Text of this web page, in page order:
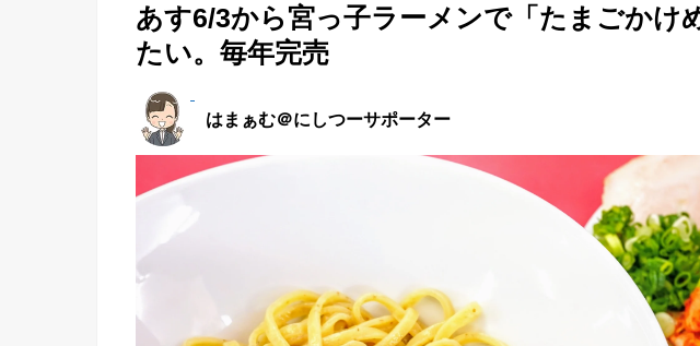
あす6/3から宮っ子ラーメンで「たまごかけ
たい。毎年完売
はまぁむ＠にしつーサポーター